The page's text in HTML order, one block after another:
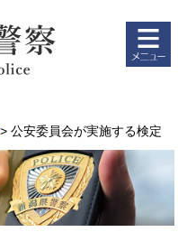
>公安委員会が実施する検定